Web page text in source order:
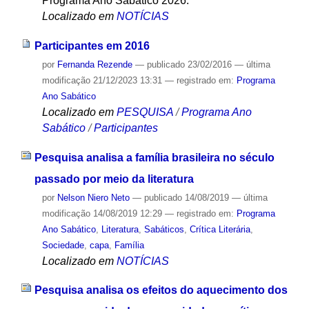
Localizado em NOTÍCIAS
Participantes em 2016
por Fernanda Rezende — publicado23/02/2016 — última
modificação21/12/2023 13:31 — registrado em: Programa
Ano Sabático
Localizado em PESQUISA /Programa Ano
Sabático /Participantes
Pesquisa analisa a família brasileira no século
passado por meio da literatura
por Nelson Niero Neto — publicado14/08/2019 — última
modificação14/08/2019 12:29 — registrado em: Programa
Ano Sabático, Literatura, Sabáticos Crítica Literária,
Sociedade, capa, Família
Localizado em NOTÍCIAS
Pesquisa analisa os efeitos do aquecimento dos